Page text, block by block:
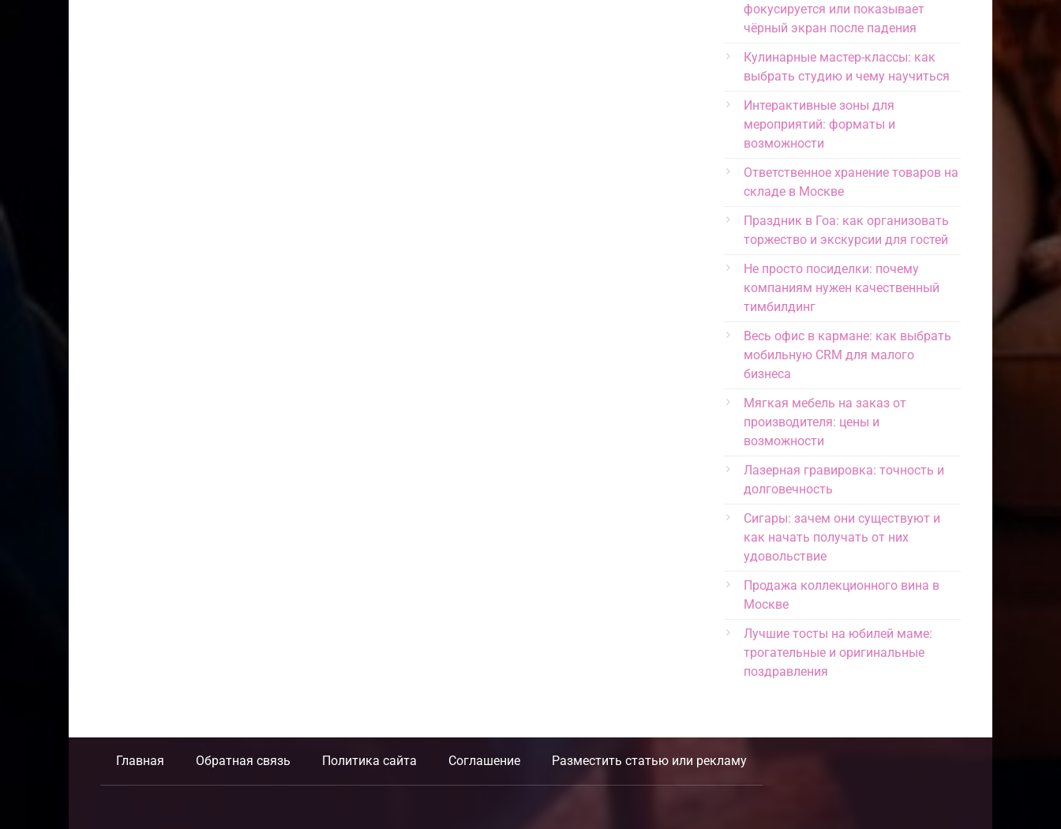
фокусируется или показывает
чёрный экран после падения
Кулинарные мастер-классы: как
выбрать студию и чему научиться
Интерактивные зоны для
мероприятий: форматы и
возможности
Ответственное хранение товаров на
складе в Москве
Праздник в Гоа: как организовать
торжество и экскурсии для гостей
Не просто посиделки: почему
компаниям нужен качественный
тимбилдинг
Весь офис в кармане: как выбрать
мобильную CRM для малого
бизнеса
Мягкая мебель на заказ от
производителя: цены и
возможности
Лазерная гравировка: точность и
долговечность
Сигары: зачем они существуют и
как начать получать от них
удовольствие
Продажа коллекционного вина в
Москве
Лучшие тосты на юбилей маме:
трогательные и оригинальные
поздравления
Главная Обратная связь Политика сайта Соглашение Разместить статью или рекламу